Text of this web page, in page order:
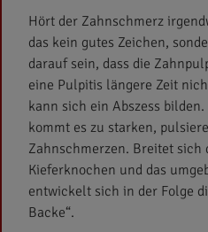
Hört der Zahnschmerz
das kein gutes Zeichen,
darauf sein, dass die
eine Pulpitis längere Zeit
kann sich ein Abszess
kommt es zu starken,
Zahnschmerzen. Breitet sich
Kieferknochen und das
entwickelt sich in der Folge
Backe“.